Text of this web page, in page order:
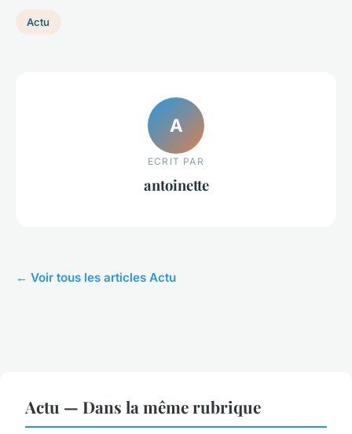
Actu
A
ECRIT PAR
antoinette
← Voir tous les articles Actu
Actu — Dans la même rubrique